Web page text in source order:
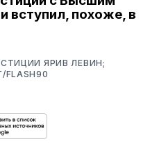
вступил, похоже, в
ЯРИВ ЛЕВИН;